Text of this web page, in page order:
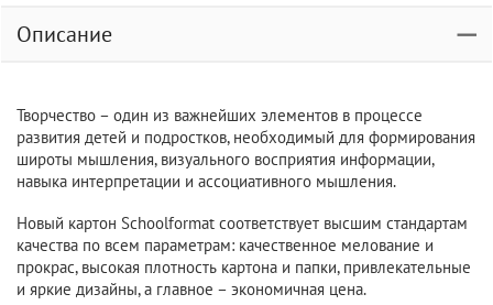
Описание
Творчество – один из важнейших элементов в процессе
развития детей и подростков, необходимый для формирования
широты мышления, визуального восприятия информации,
навыка интерпретации и ассоциативного мышления.
Новый картон Schoolformat соответствует высшим стандартам
качества по всем параметрам: качественное мелование и
прокрас, высокая плотность картона и папки, привлекательные
и яркие дизайны, а главное – экономичная цена.